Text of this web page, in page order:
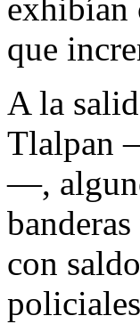
exhibían
que
A la
Tlalpan
—,
con